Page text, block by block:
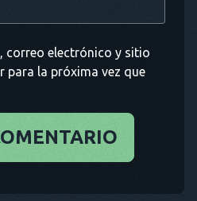
correo electrónico y sitio
para la próxima vez que